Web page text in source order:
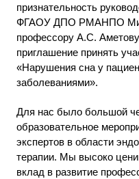
признательность
ФГАОУ ДПО РМАНПО
профессору А.С.
приглашение принять
«Нарушения сна у
заболеваниями».
Для нас было большой
образовательное
экспертов в области
терапии. Мы высоко
вклад в развитие